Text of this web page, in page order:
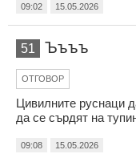
09:02 15.05.2026
51 Ъъъъ
ОТГОВОР
Цивилните руснаци
да се сърдят на
09:08 15.05.2026